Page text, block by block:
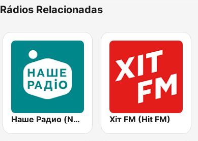
Rádios Relacionadas
Наше Радио (Nashe Radio) 107.9 Хіт FM (Hit FM)